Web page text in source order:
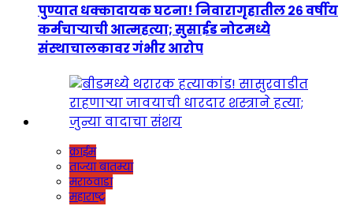
पुण्यात धक्कादायक घटना! निवारागृहातील २६ वर्षीय
कर्मचाऱ्याची आत्महत्या; सुसाईड नोटमध्ये
संस्थाचालकावर गंभीर आरोप
क्राईम
ताज्या बातम्या
मराठवाडा
महाराष्ट्र